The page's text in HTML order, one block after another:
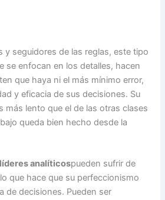
y seguidores de las reglas, este tipo
se enfocan en los detalles, hacen
que haya ni el más mínimo error,
y eficacia de sus decisiones. Su
más lento que el de las otras clases
queda bien hecho desde la
líderes analíticospueden sufrir de
que hace que su perfeccionismo
de decisiones. Pueden ser